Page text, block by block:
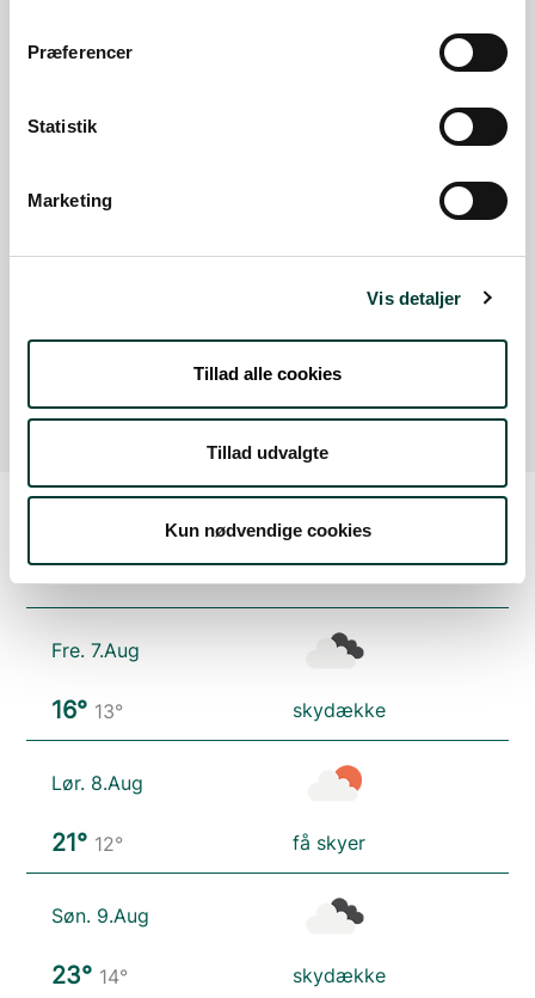
Præferencer
Statistik
Marketing
Vis detaljer
Tillad alle cookies
Tillad udvalgte
Kun nødvendige cookies
Google Maps
P-plads lige op ad Skånemosen. Der er kort
nærliggende virksomhed. Om aftenen og i
weekenderne er der plads til besøgendes biler. .
Vejrudsigt
Fre. 7.Aug
16° 13° skydække
Lør. 8.Aug
21° 12° få skyer
Søn. 9.Aug
23° 14° skydække